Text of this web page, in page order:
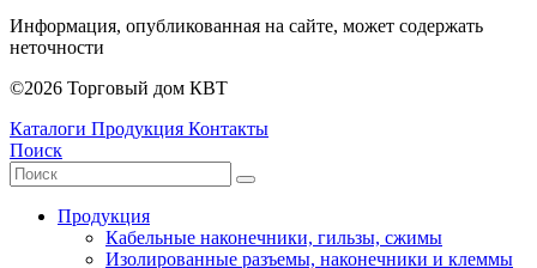
Информация, опубликованная на сайте, может содержать
неточности
©2026 Торговый дом КВТ
Каталоги Продукция Контакты
Поиск
Продукция
Кабельные наконечники, гильзы, сжимы
Изолированные разъемы, наконечники и клеммы